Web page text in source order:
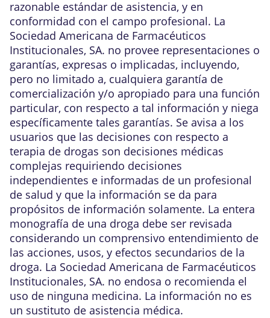
razonable estándar de asistencia, y en
conformidad con el campo profesional. La
Sociedad Americana de Farmacéuticos
Institucionales, SA. no provee representaciones o
garantías, expresas o implicadas, incluyendo,
pero no limitado a, cualquiera garantía de
comercialización y/o apropiado para una función
particular, con respecto a tal información y niega
específicamente tales garantías. Se avisa a los
usuarios que las decisiones con respecto a
terapia de drogas son decisiones médicas
complejas requiriendo decisiones
independientes e informadas de un profesional
de salud y que la información se da para
propósitos de información solamente. La entera
monografía de una droga debe ser revisada
considerando un comprensivo entendimiento de
las acciones, usos, y efectos secundarios de la
droga. La Sociedad Americana de Farmacéuticos
Institucionales, SA. no endosa o recomienda el
uso de ninguna medicina. La información no es
un sustituto de asistencia médica.